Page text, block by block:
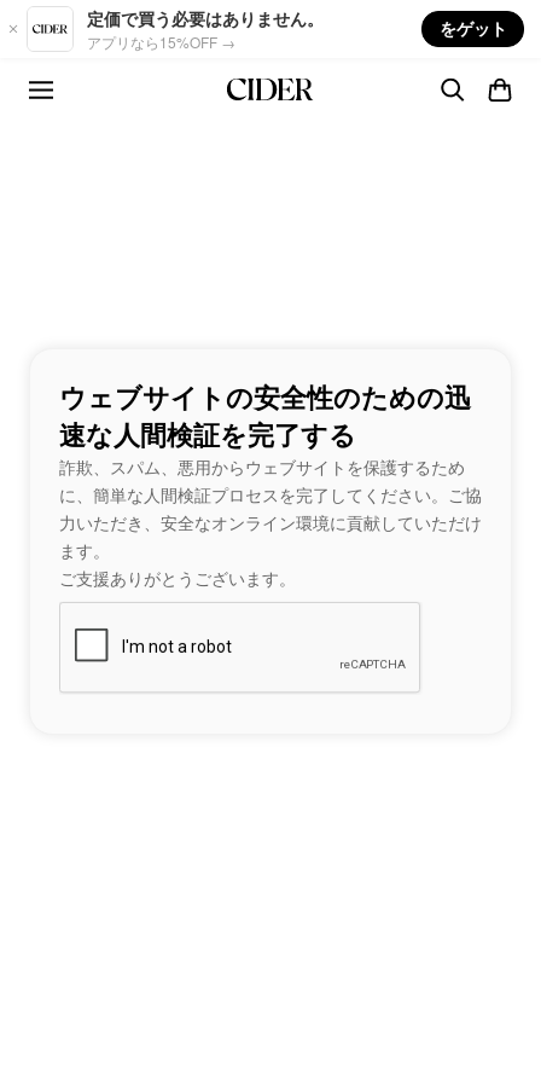
Skip to main content
定価で買う必要はありません。
アプリなら15%OFF →
をゲット
ウェブサイトの安全性のための迅
速な人間検証を完了する
詐欺、スパム、悪用からウェブサイトを保護するため
に、簡単な人間検証プロセスを完了してください。ご協
力いただき、安全なオンライン環境に貢献していただけ
ます。
ご支援ありがとうございます。